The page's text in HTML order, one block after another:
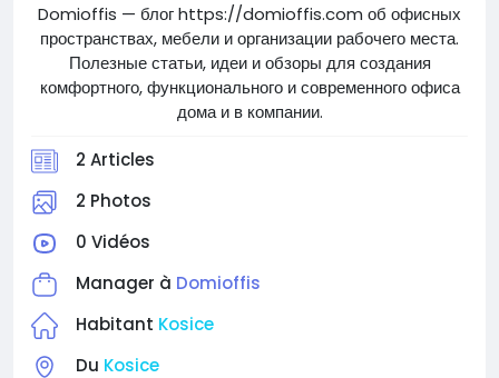
Domioffis — блог https://domioffis.com об офисных
пространствах, мебели и организации рабочего места.
Полезные статьи, идеи и обзоры для создания
комфортного, функционального и современного офиса
дома и в компании.
2 Articles
2 Photos
0 Vidéos
Manager à Domioffis
Habitant Kosice
Du Kosice